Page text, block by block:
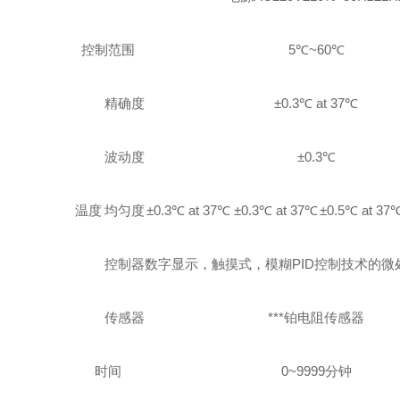
控制范围 5℃~60℃
温度
精确度 ±0.3℃ at 37℃
波动度 ±0.3℃
均匀度±0.3℃ at 37℃ ±0.3℃ at 37℃±0.5℃ at
控制器数字显示，触摸式，模糊PID控制技术的微
传感器 ***铂电阻传感器
时间 0~9999分钟